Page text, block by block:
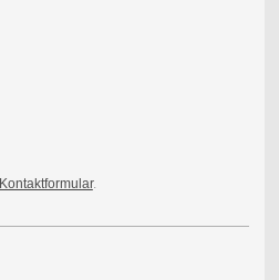
Kontaktformular.